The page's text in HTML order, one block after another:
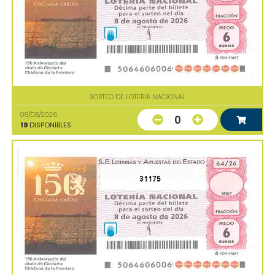
SORTEO DE LOTERIA NACIONAL
08/08/2026
19 DISPONIBLES 0
31175